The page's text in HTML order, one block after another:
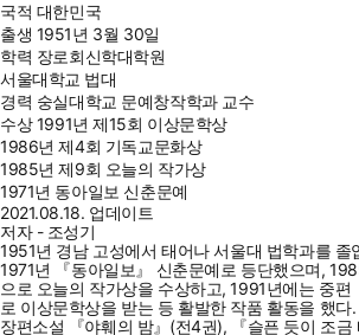
국적 대한민국
출생 1951년 3월 30일
학력 장로회신학대학원
서울대학교 법대
경력 숭실대학교 문예창작학과 교수
수상 1991년 제15회 이상문학상
1986년 제4회 기독교문화상
1985년 제9회 오늘의 작가상
1971년 동아일보 신춘문예
2021.08.18. 업데이트
저자 - 조성기
1951년 경남 고성에서 태어나 서울대 법학과를 졸
1971년 『동아일보』 신춘문예로 등단했으며,
으로 오늘의 작가상을 수상하고, 1991년에는 중편
로 이상문학상을 받는 등 활발한 작품 활동을 했다.
장편소설 『야훼의 밤』(전4권), 『슬픈 듯이 조금